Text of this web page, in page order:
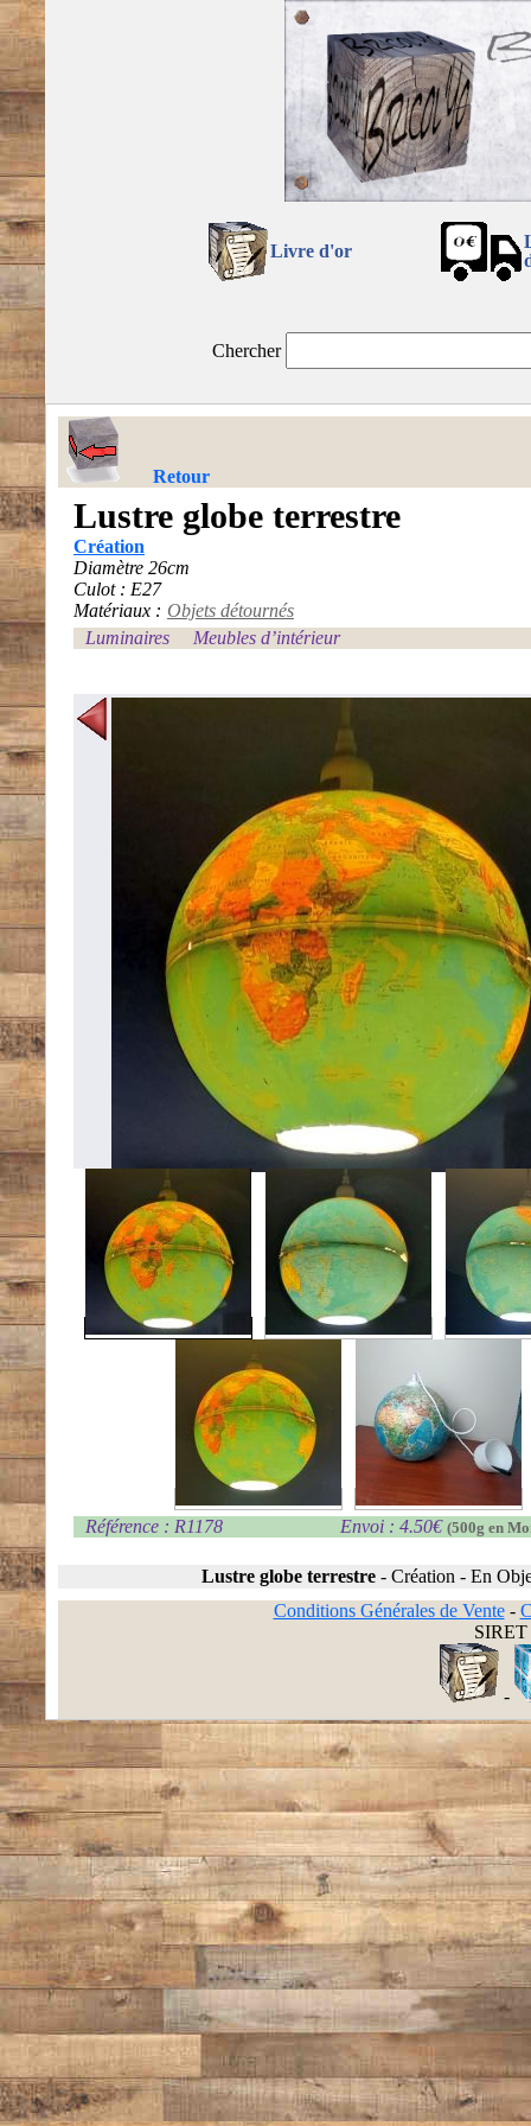
Livre d'or
Chercher
Retour
Lustre globe terrestre
Création
Diamètre 26cm
Culot : E27
Matériaux : Objets détournés
Luminaires
Meubles d’intérieur
Référence : R1178 Envoi : 4.50€ (500g en
Lustre globe terrestre - Création - En
Conditions Générales de Vente-
SIRET
-